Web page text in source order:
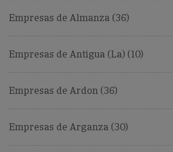
Empresas de Almanza (36)
Empresas de Antigua (La) (10)
Empresas de Ardon (36)
Empresas de Arganza (30)